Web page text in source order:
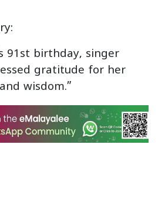
91st birthday, singer
gratitude for her
wisdom.”